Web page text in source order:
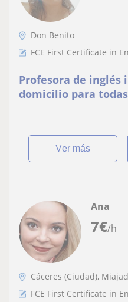
Don Benito
FCE First Certificate in
Profesora de inglés
domicilio para
ver más
7€/h
Ana
Cáceres (Ciudad),
FCE First Certificate in